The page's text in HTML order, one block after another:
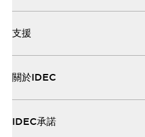
支援
關於IDEC
IDEC承諾